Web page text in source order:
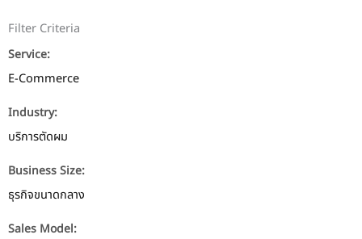
Filter Criteria
Service:
E-Commerce
Industry:
บริการตัดผม
Business Size:
ธุรกิจขนาดกลาง
Sales Model: